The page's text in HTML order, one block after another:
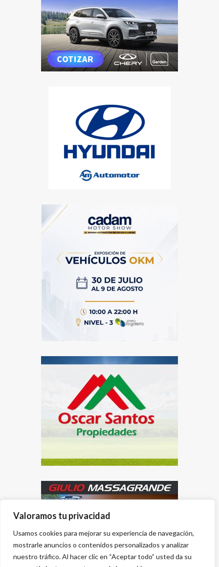
Valoramos tu privacidad
Usamos cookies para mejorar su experiencia de navegación,
mostrarle anuncios o contenidos personalizados y analizar
nuestro tráfico. Al hacer clic en “Aceptar todo” usted da su